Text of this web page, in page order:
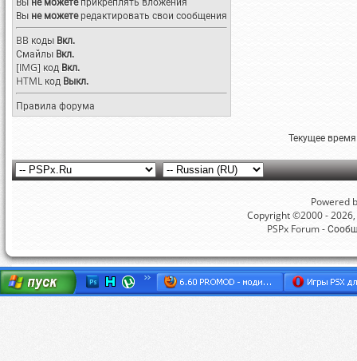
Вы не можетередактировать свои сообщения
BB коды Вкл.
Смайлы Вкл.
[IMG] код Вкл.
HTML код Выкл.
Правила форума
Текущее
Powered
Copyright ©2000 -
PSPx Forum -